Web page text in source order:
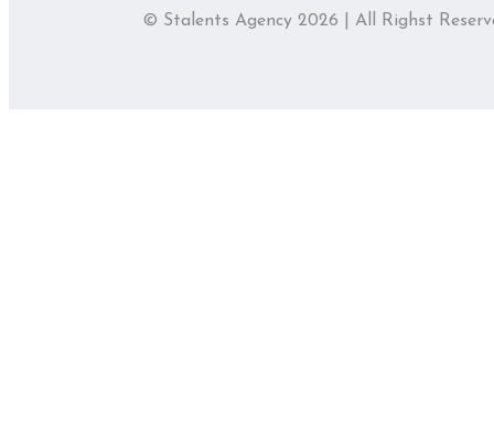
© Stalents Agency 2026 | All Righst